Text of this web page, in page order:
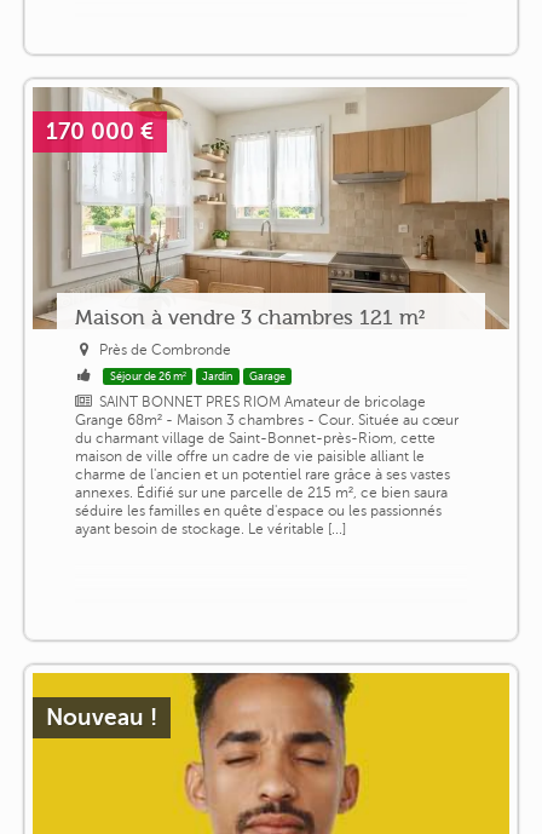
170 000 €
Maison à vendre 3 chambres 121 m²
Près de Combronde
Séjour de 26 m² Jardin Garage
SAINT BONNET PRES RIOM Amateur de bricolage
Grange 68m² - Maison 3 chambres - Cour. Située au cœur
du charmant village de Saint-Bonnet-près-Riom, cette
maison de ville offre un cadre de vie paisible alliant le
charme de l'ancien et un potentiel rare grâce à ses vastes
annexes. Édifié sur une parcelle de 215 m², ce bien saura
séduire les familles en quête d'espace ou les passionnés
ayant besoin de stockage. Le véritable [...]
Nouveau !